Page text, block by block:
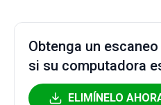
Obtenga un
si su computadora
ELIMÍNELO